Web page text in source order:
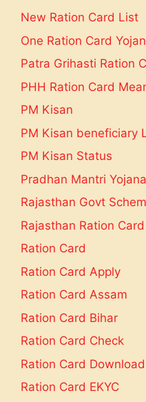
New Ration Card List
One Ration Card
Patra Grihasti Ration
PHH Ration Card
PM Kisan
PM Kisan beneficiary
PM Kisan Status
Pradhan Mantri Yojana
Rajasthan Govt
Rajasthan Ration Card
Ration Card
Ration Card Apply
Ration Card Assam
Ration Card Bihar
Ration Card Check
Ration Card Download
Ration Card EKYC